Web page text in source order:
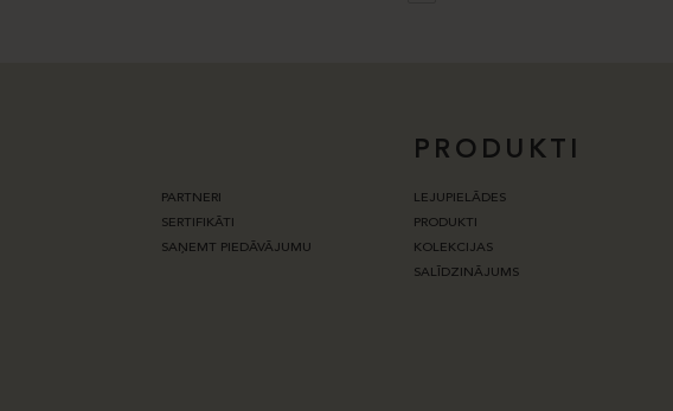
PARTNERI
SERTIFIKĀTI
SAŅEMT PIEDĀVĀJUMU
PRODUKTI
LEJUPIELĀDES
PRODUKTI
KOLEKCIJAS
SALĪDZINĀJUMS